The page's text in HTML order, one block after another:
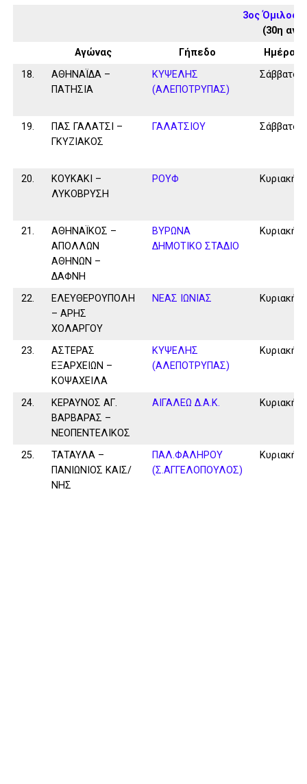
3ος Όμιλος
(30η
Αγώνας
Γήπεδο
Ημέρα
18.
ΑΘΗΝΑΪΔΑ –
ΠΑΤΗΣΙΑ
ΚΥΨΕΛΗΣ
(ΑΛΕΠΟΤΡΥΠΑΣ)
Σάββατο
19.
ΠΑΣ ΓΑΛΑΤΣΙ –
ΓΚΥΖΙΑΚΟΣ
ΓΑΛΑΤΣΙΟΥ Σάββατο
20.
ΚΟΥΚΑΚΙ –
ΛΥΚΟΒΡΥΣΗ
ΡΟΥΦ Κυριακή
21.
ΑΘΗΝΑΪΚΟΣ –
ΑΠΟΛΛΩΝ
ΑΘΗΝΩΝ –
ΔΑΦΝΗ
ΒΥΡΩΝΑ
ΔΗΜΟΤΙΚΟ ΣΤΑΔΙΟ
Κυριακή
22.
ΕΛΕΥΘΕΡΟΥΠΟΛΗ
– ΑΡΗΣ
ΧΟΛΑΡΓΟΥ
ΝΕΑΣ ΙΩΝΙΑΣ Κυριακή
23.
ΑΣΤΕΡΑΣ
ΕΞΑΡΧΕΙΩΝ –
ΚΟΨΑΧΕΙΛΑ
ΚΥΨΕΛΗΣ
(ΑΛΕΠΟΤΡΥΠΑΣ)
Κυριακή
24.
ΚΕΡΑΥΝΟΣ ΑΓ.
ΒΑΡΒΑΡΑΣ –
ΝΕΟΠΕΝΤΕΛΙΚΟΣ
ΑΙΓΑΛΕΩ Δ.Α.Κ. Κυριακή
25.
ΤΑΤΑΥΛΑ –
ΠΑΝΙΩΝΙΟΣ ΚΑΙΣ/
ΝΗΣ
ΠΑΛ.ΦΑΛΗΡΟΥ
(Σ.ΑΓΓΕΛΟΠΟΥΛΟΣ)
Κυριακή